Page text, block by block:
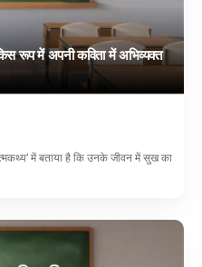
रूप में अपनी कविता में अभिव्यक्त
में बताया है कि उनके जीवन में सुख का